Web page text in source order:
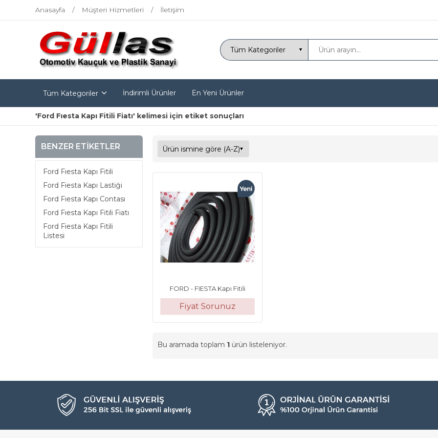
Anasayfa Müşteri Hizmetleri İletişim
Tüm Kategoriler İndirimli Ürünler En Yeni Ürünler
'Ford Fıesta Kapı Fitili Fiatı' kelimesi için etiket sonuçları
BENZER ETIKETLER
Ford Fıesta Kapı Fitili
Ford Fiesta Kapı Lastiği
Ford Fıesta Kapı Contası
Ford Fıesta Kapı Fitili Fiatı
Ford Fiesta Kapı Fitili
Listesi
FORD - FIESTA Kapı Fitili
Fiyat Sorunuz
Bu aramada toplam 1 ürün listeleniyor.